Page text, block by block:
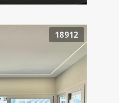
18912